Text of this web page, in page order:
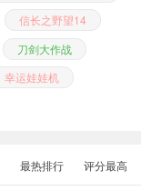
信长之野望14
刀剑大作战
幸运娃娃机
最热排行 评分最高